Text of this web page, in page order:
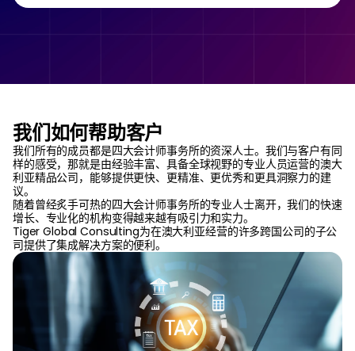
我们如何帮助客户
我们所有的成员都是四大会计师事务所的资深人士。我们与客户有同
样的感受，那就是由经验丰富、具备全球视野的专业人员运营的澳大
利亚精品公司，能够提供更快、更精准、更优秀和更具洞察力的建
议。
随着曾经炙手可热的四大会计师事务所的专业人士离开，我们的快速
增长、专业化的机构变得越来越有吸引力和实力。
Tiger Global Consulting为在澳大利亚经营的许多跨国公司的子公
司提供了集成解决方案的便利。